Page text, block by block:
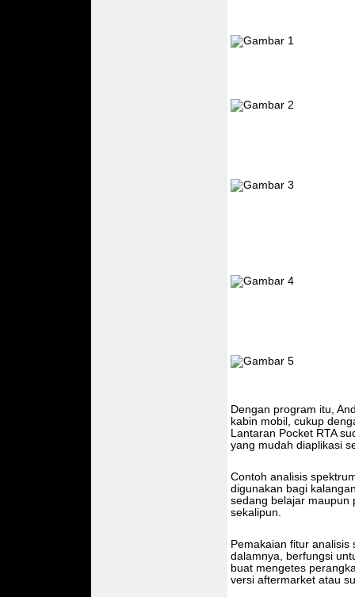
Dengan program itu,
kabin mobil, cukup
Lantaran Pocket RTA
yang mudah diaplikasi
Contoh analisis
digunakan bagi
sedang belajar maupun
sekalipun.
Pemakaian fitur
dalamnya, berfungsi
buat mengetes
versi aftermarket atau